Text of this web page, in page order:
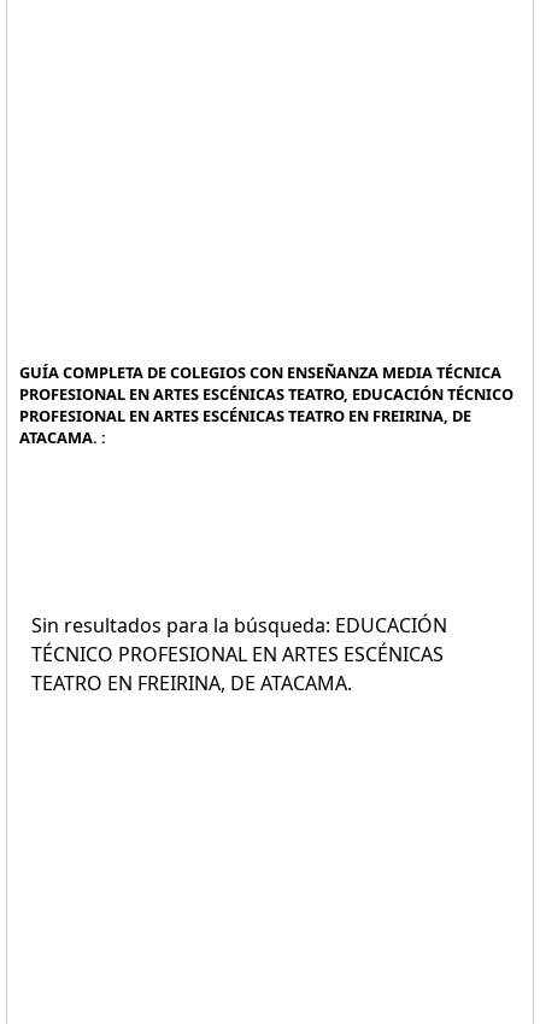
GUÍA COMPLETA DE COLEGIOS CON ENSEÑANZA MEDIA TÉCNICA
PROFESIONAL EN ARTES ESCÉNICAS TEATRO, EDUCACIÓN TÉCNICO
PROFESIONAL EN ARTES ESCÉNICAS TEATRO EN FREIRINA, DE
ATACAMA. :
Sin resultados para la búsqueda: EDUCACIÓN
TÉCNICO PROFESIONAL EN ARTES ESCÉNICAS
TEATRO EN FREIRINA, DE ATACAMA.